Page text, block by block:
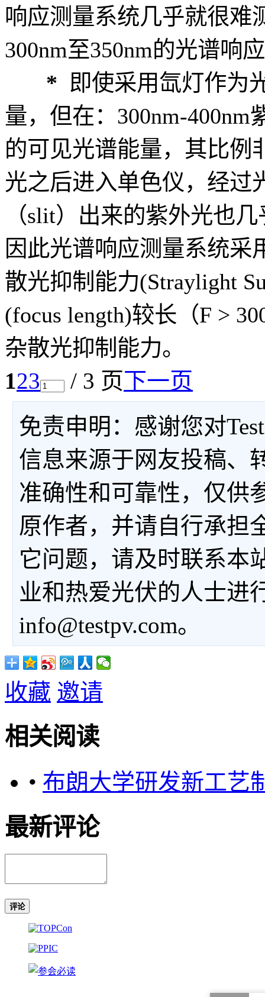
响应测量系统几乎就很难
300nm至350nm的光谱响
* 即使采用氙灯作为
量，但在：300nm-400nm
的可见光谱能量，其比例
光之后进入单色仪，经过
（slit）出来的紫外光也
因此光谱响应测量系统
散光抑制能力(Straylight
(focus length)较长（F >
杂散光抑制能力。
123 / 3 页下一页
免责申明：感谢您对
信息来源于网友投稿、
准确性和可靠性，仅供
原作者，并请自行承担
它问题，请及时联系本
业和热爱光伏的人士进
info@testpv.com。
收藏 邀请
相关阅读
• 布朗大学研发新工艺
最新评论
评论